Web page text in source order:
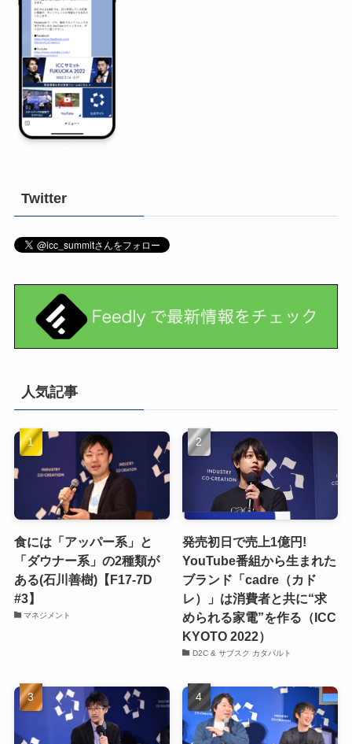
Twitter
人気記事
食には「アッパー系」と
「ダウナー系」の2種類が
ある(石川善樹)【F17-7D
#3】
マネジメント
発売初日で売上1億円!
YouTube番組から生まれた
ブランド「cadre（カド
レ）」は消費者と共に“求
められる家電”を作る（ICC
KYOTO 2022）
D2C & サブスク カタパルト